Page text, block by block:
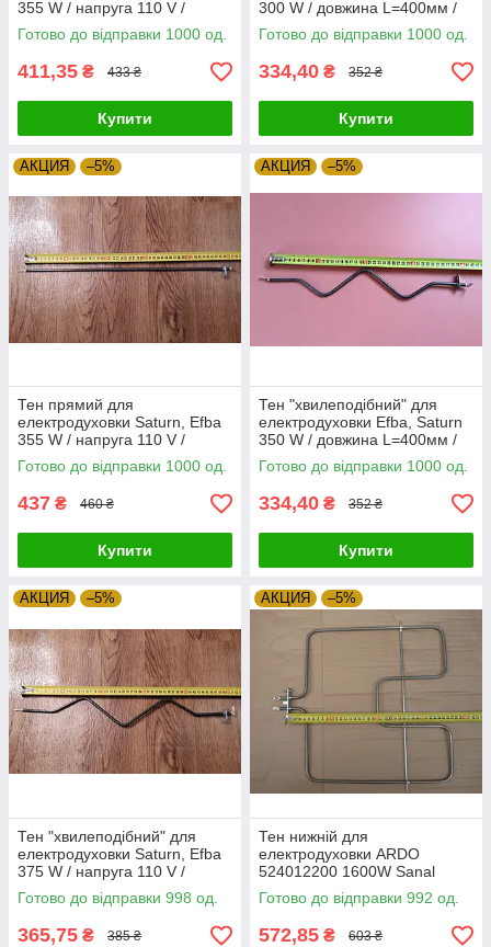
355 W / напруга 110 V /
довжина L=400мм Туреччина
Zipexpert
Готово до відправки 1000 од.
411,35 ₴ 433 ₴
Купити
300 W / довжина L=400мм /
220 V Sanal, Туреччина
Zipexpert
Готово до відправки 1000 од.
334,40 ₴ 352 ₴
Купити
АКЦИЯ –5%
Тен прямий для
електродуховки Saturn, Efba
355 W / напруга 110 V /
довжина L=500мм Туреччина
Zipexpert
Готово до відправки 1000 од.
437 ₴ 460 ₴
Купити
АКЦИЯ –5%
Тен "хвилеподібний" для
електродуховки Efba, Saturn
350 W / довжина L=400мм /
220 V Sanal, Туреччина
Zipexpert
Готово до відправки 1000 од.
334,40 ₴ 352 ₴
Купити
АКЦИЯ –5%
Тен "хвилеподібний" для
електродуховки Saturn, Efba
375 W / напруга 110 V /
довжина L=500мм Туреччина
Zipexpert
Готово до відправки 998 од.
365,75 ₴ 385 ₴
АКЦИЯ –5%
Тен нижній для
електродуховки ARDO
524012200 1600W Sanal
Туреччина Zipexpert
Готово до відправки 992 од.
572,85 ₴ 603 ₴